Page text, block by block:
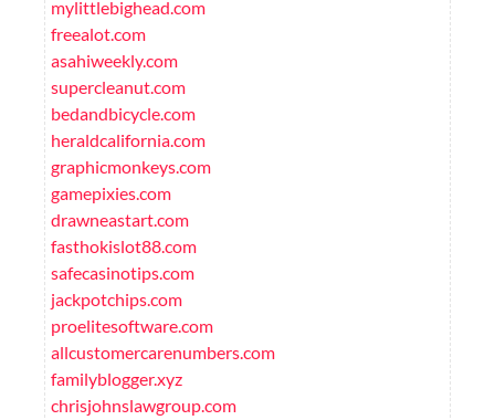
mylittlebighead.com
freealot.com
asahiweekly.com
supercleanut.com
bedandbicycle.com
heraldcalifornia.com
graphicmonkeys.com
gamepixies.com
drawneastart.com
fasthokislot88.com
safecasinotips.com
jackpotchips.com
proelitesoftware.com
allcustomercarenumbers.com
familyblogger.xyz
chrisjohnslawgroup.com